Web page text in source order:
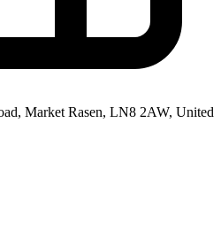
Market Rasen, LN8 2AW, United